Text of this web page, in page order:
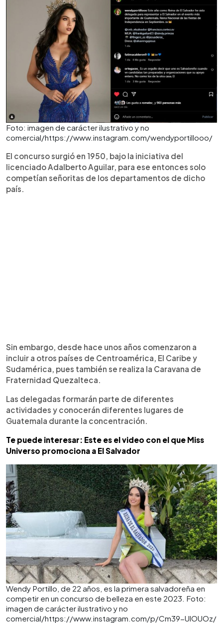
Foto: imagen de carácter ilustrativo y no
comercial/https://www.instagram.com/wendyportillooo/
El concurso surgió en 1950, bajo la iniciativa del
licenciado Adalberto Aguilar, para ese entonces solo
competían señoritas de los departamentos de dicho
país.
Sin embargo, desde hace unos años comenzaron a
incluir a otros países de Centroamérica, El Caribe y
Sudamérica, pues también se realiza la Caravana de
Fraternidad Quezalteca.
Las delegadas formarán parte de diferentes
actividades y conocerán diferentes lugares de
Guatemala durante la concentración.
Te puede interesar: Este es el video con el que Miss
Universo promociona a El Salvador
Wendy Portillo, de 22 años, es la primera salvadoreña en
competir en un concurso de belleza en este 2023. Foto:
imagen de carácter ilustrativo y no
comercial/https://www.instagram.com/p/Cm39-UlOUOz/